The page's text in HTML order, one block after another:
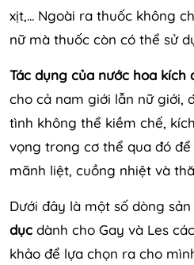
xịt,... Ngoài ra thuốc không
nữ mà thuốc còn có thể sử
Tác dụng của nước hoa kích
cho cả nam giới lẫn nữ giới,
tình không thể kiềm chế,
vọng trong cơ thể qua đó
mãnh liệt, cuồng nhiệt và
Dưới đây là một số dòng
dục dành cho Gay và Les
khảo để lựa chọn ra cho